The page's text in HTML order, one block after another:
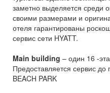
заметно выделяется среди
своими размерами и
отеля гарантированы
сервис сети HYATT.
Main building – один 16 -
Предоставляется сервис до
BEACH PARK